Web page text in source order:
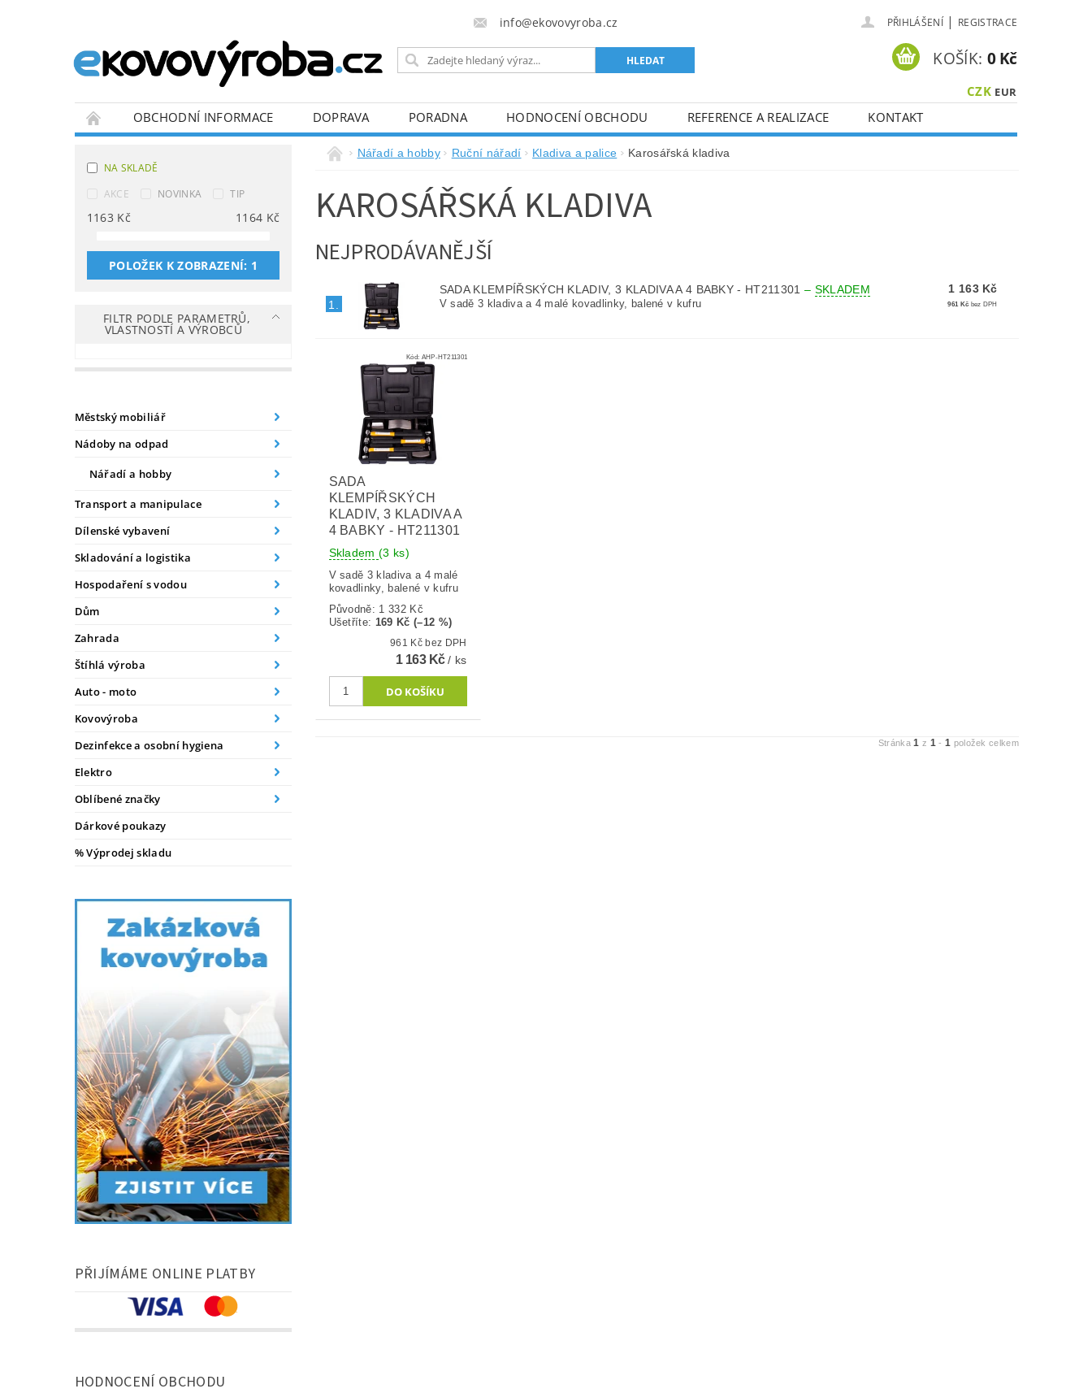
info@ekovovyroba.cz PŘIHLÁŠENÍ | REGISTRACE
CZK EUR
KOŠÍK: 0 Kč
OBCHODNÍ INFORMACE DOPRAVA PORADNA HODNOCENÍ OBCHODU REFERENCE A REALIZACE
KONTAKT
NA SKLADĚ
AKCE
NOVINKA TIP
1163 Kč 1164 Kč
POLOŽEK K ZOBRAZENÍ: 1
FILTR PODLE PARAMETRŮ,
VLASTNOSTÍ A VÝROBCŮ
Městský mobiliář
Nádoby na odpad
Nářadí a hobby
Transport a manipulace
Dílenské vybavení
Skladování a logistika
Hospodaření s vodou
Dům
Zahrada
Štíhlá výroba
Auto - moto
Kovovýroba
Dezinfekce a osobní hygiena
Elektro
Oblíbené značky
Dárkové poukazy
% Výprodej skladu
PŘIJÍMÁME ONLINE PLATBY
HODNOCENÍ OBCHODU
Nářadí a hobby Ruční nářadí Kladiva a palice Karosářská kladiva
KAROSÁŘSKÁ KLADIVA
NEJPRODÁVANĚJŠÍ
1.
SADA KLEMPÍŘSKÝCH KLADIV, 3 KLADIVA A 4 BABKY - HT211301 – SKLADEM
V sadě 3 kladiva a 4 malé kovadlinky, balené v kufru
1 163 Kč
961 Kč bez DPH
Kód: AHP-HT211301
SADA
KLEMPÍŘSKÝCH
KLADIV, 3 KLADIVA A
4 BABKY - HT211301
Skladem(3 ks)
V sadě 3 kladiva a 4 malé
kovadlinky, balené v kufru
Původně: 1 332 Kč
Ušetříte: 169 Kč (–12 %)
961 Kč bez DPH
1 163 Kč/ ks
Stránka1 z 1 - 1 položek celkem